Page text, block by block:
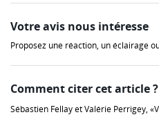
Votre avis nous intéresse
Proposez une réaction, un éclairage
Comment citer cet article ?
Sébastien Fellay et Valérie Perrigey,